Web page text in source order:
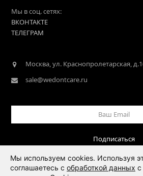
Мы в соц. сетях:
ВКОНТАКТЕ
ТЕЛЕГРАМ
Москва, ул. Краснопролетарская,
sale@wedontcare.ru
Подписаться
Мы используем cookies. Используя
соглашаетесь с обработкой данных с